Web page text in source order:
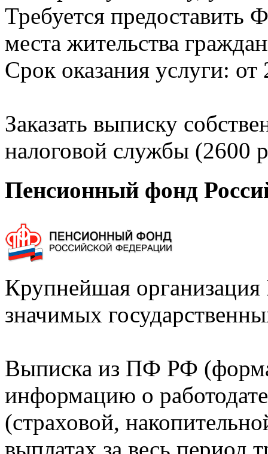
Требуется
места жительства
Срок оказания услуги: от
Заказать выписку
налоговой службы (2600
Пенсионный фонд
Крупнейшая
значимых
Выписка из ПФ РФ
информацию о
(страховой,
выплатах за весь период